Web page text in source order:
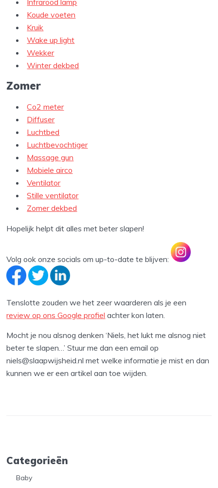
Infrarood lamp
Koude voeten
Kruik
Wake up light
Wekker
Winter dekbed
Zomer
Co2 meter
Diffuser
Luchtbed
Luchtbevochtiger
Massage gun
Mobiele airco
Ventilator
Stille ventilator
Zomer dekbed
Hopelijk helpt dit alles met beter slapen!
Volg ook onze socials om up-to-date te blijven:
Tenslotte zouden we het zeer waarderen als je een
review op ons Google profiel achter kon laten.
Mocht je nou alsnog denken ‘Niels, het lukt me alsnog niet
beter te slapen…’ Stuur me dan een email op
niels@slaapwijsheid.nl met welke informatie je mist en dan
kunnen we er een artikel aan toe wijden.
Categorieën
Baby